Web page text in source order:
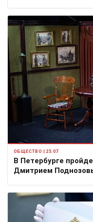
ОБЩЕСТВО | 25.07
В Петербурге
Дмитрием